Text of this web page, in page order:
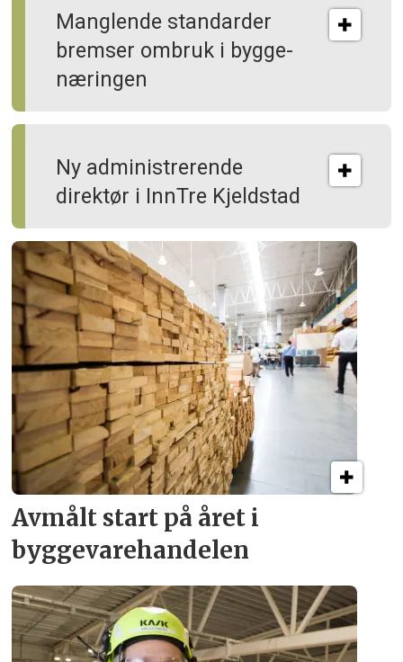
Manglende standarder
bremser ombruk i bygge­
næringen
Ny administrerende
direktør i InnTre Kjeldstad
Avmålt start på året i
byggevare­handelen